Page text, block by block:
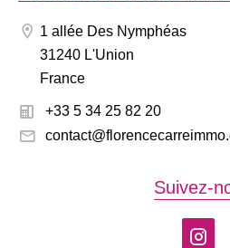
1 allée Des Nymphéas
31240 L'Union
France
+33 5 34 25 82 20
Suivez-